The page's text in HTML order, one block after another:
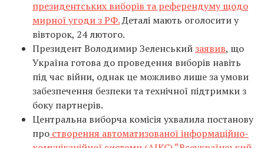
президентських виборів та референдуму щодо
мирної угоди з РФ.Деталі мають оголосити у
вівторок, 24 лютого.
Президент Володимир Зеленськийзаявив, що
Україна готова до проведення виборів навіть
під час війни, однак це можливо лише за умови
забезпечення безпеки та технічної підтримки з
боку партнерів.
Центральна виборча комісія ухвалила постанову
про створення автоматизованої інформаційно-